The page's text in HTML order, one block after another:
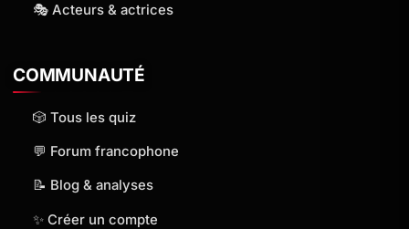
🎭 Acteurs & actrices
COMMUNAUTÉ
🎲 Tous les quiz
💬 Forum francophone
📝 Blog & analyses
✨ Créer un compte